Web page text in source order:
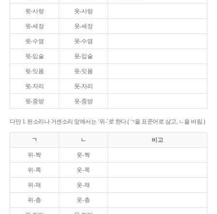
윗-사랑 웃-사랑
윗-세장 웃-세장
윗-수염 웃-수염
윗-입술 웃-입술
윗-잇몸 웃-잇몸
윗-자리 웃-자리
윗-중방 웃-중방
다만 1. 된소리나 거센소리 앞에서는 ‘위-’로 한다.(ㄱ을 표준어로 삼고, ㄴ을 버림.)
ㄱ ㄴ 비고
위-짝 웃-짝
위-쪽 웃-쪽
위-채 웃-채
위-층 웃-층